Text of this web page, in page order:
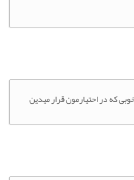
که در احتیارمون قرار میدین